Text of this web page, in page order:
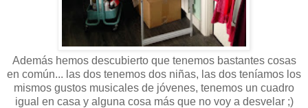
Además hemos descubierto que tenemos bastantes cosas
en común... las dos tenemos dos niñas, las dos teníamos los
mismos gustos musicales de jóvenes, tenemos un cuadro
igual en casa y alguna cosa más que no voy a desvelar ;)